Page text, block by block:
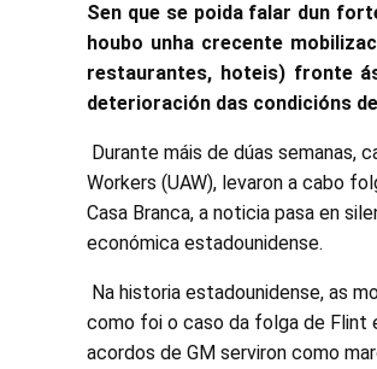
Sen que se poida falar dun
houbo unha crecente
restaurantes, hoteis) fronte
deterioración das condicións
Durante máis de dúas semanas,
Workers (UAW), levaron a cabo
Casa Branca, a noticia pasa en
económica estadounidense.
Na historia estadounidense, as
como foi o caso da folga de Flint
acordos de GM serviron como